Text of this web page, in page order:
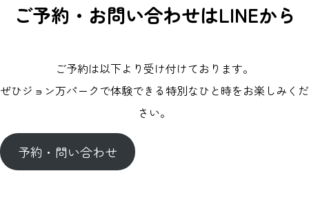
ご予約・お問い合わせはLINEから
ご予約は以下より受け付けております。
ぜひジョン万パークで体験できる特別なひと時をお楽しみくだ
さい。
予約・問い合わせ